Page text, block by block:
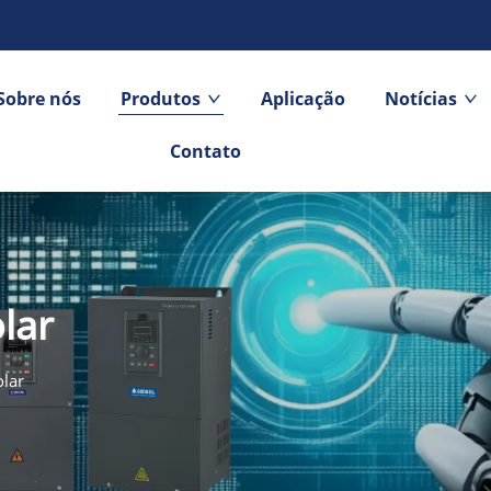
nós Produtos Aplicação Notícias
Contato